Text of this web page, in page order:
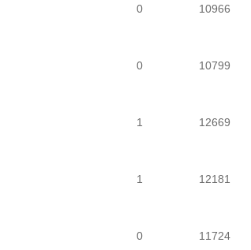
0 10966
0 10799
1 12669
1 12181
0 11724